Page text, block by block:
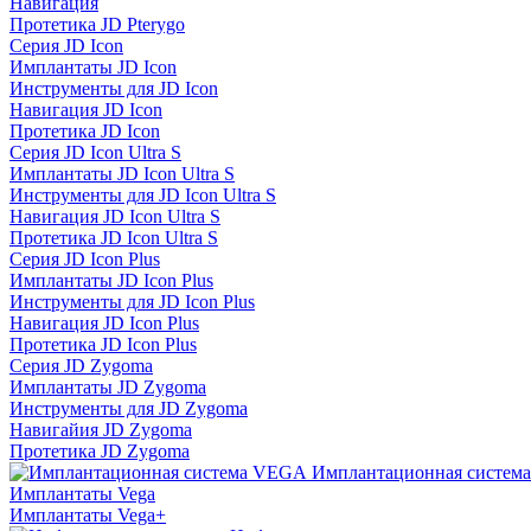
Протетика JD Pterygo
Серия JD Icon
Имплантаты JD Icon
Инструменты для JD Icon
Навигация JD Icon
Протетика JD Icon
Серия JD Icon Ultra S
Имплантаты JD Icon Ultra S
Инструменты для JD Icon Ultra S
Навигация JD Icon Ultra S
Протетика JD Icon Ultra S
Серия JD Icon Plus
Имплантаты JD Icon Plus
Инструменты для JD Icon Plus
Навигация JD Icon Plus
Протетика JD Icon Plus
Серия JD Zygoma
Имплантаты JD Zygoma
Инструменты для JD Zygoma
Навигайия JD Zygoma
Протетика JD Zygoma
Имплантационная
Имплантаты Vega
Имплантаты Vega+